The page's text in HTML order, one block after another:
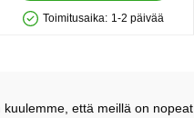
Saatavuus: Varastossa
Toimitusaika: 1-2 päivää
että meillä on nopeat